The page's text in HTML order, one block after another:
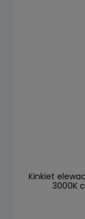
Kinkiet
3000K